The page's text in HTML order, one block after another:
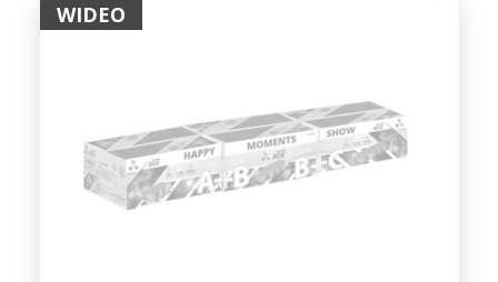
WIDEO